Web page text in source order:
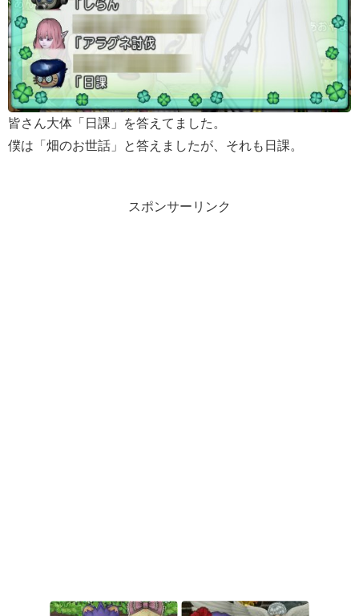
皆さん大体「日課」を答えてました。
僕は「畑のお世話」と答えましたが、それも日課。
スポンサーリンク